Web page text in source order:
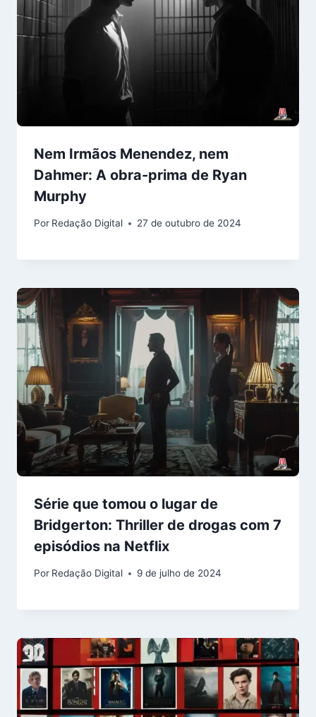
Nem Irmãos Menendez, nem
Dahmer: A obra-prima de Ryan
Murphy
Por Redação Digital 27 de outubro de 2024
Série que tomou o lugar de
Bridgerton: Thriller de drogas com 7
episódios na Netflix
Por Redação Digital 9 de julho de 2024